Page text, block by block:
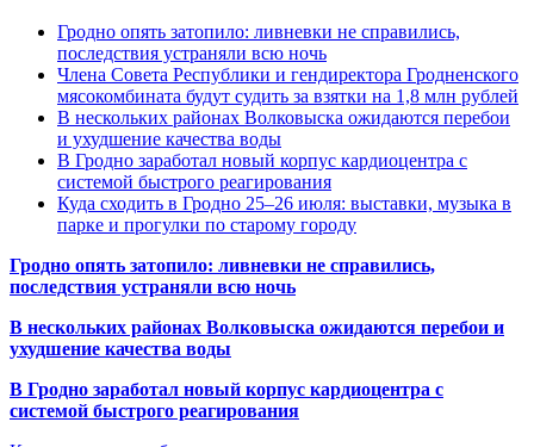
Гродно опять затопило: ливневки не справились,
последствия устраняли всю ночь
Члена Совета Республики и гендиректора Гродненского
мясокомбината будут судить за взятки на 1,8 млн рублей
В нескольких районах Волковыска ожидаются перебои
и ухудшение качества воды
В Гродно заработал новый корпус кардиоцентра с
системой быстрого реагирования
Куда сходить в Гродно 25–26 июля: выставки, музыка в
парке и прогулки по старому городу
Гродно опять затопило: ливневки не справились,
последствия устраняли всю ночь
В нескольких районах Волковыска ожидаются перебои и
ухудшение качества воды
В Гродно заработал новый корпус кардиоцентра с
системой быстрого реагирования